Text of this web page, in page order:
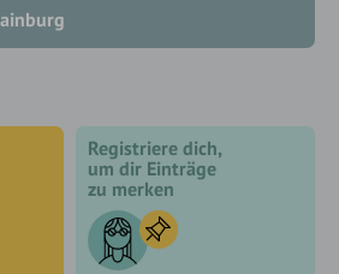
Registriere dich,
um dir Einträge
zu merken